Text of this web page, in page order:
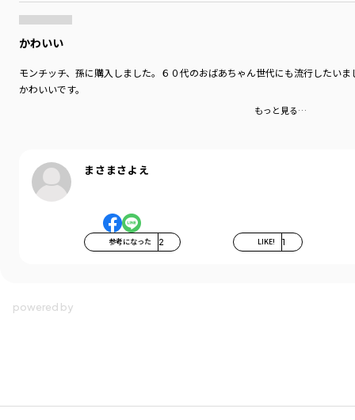
かわいい
モンチッチ、孫に購入しました。６０代のおばあちゃん世代にも流行したいま
かわいいです。
もっと見る…
まさまさよえ
参考になった 2 LIKE! 1
着用イメージ/カラー：オフホワイト
モデル：身長98.0cm 体重13kg
サイズ：サイズ110
ブランド ／branshes
シーズン
／
商品番号
12-6506-250